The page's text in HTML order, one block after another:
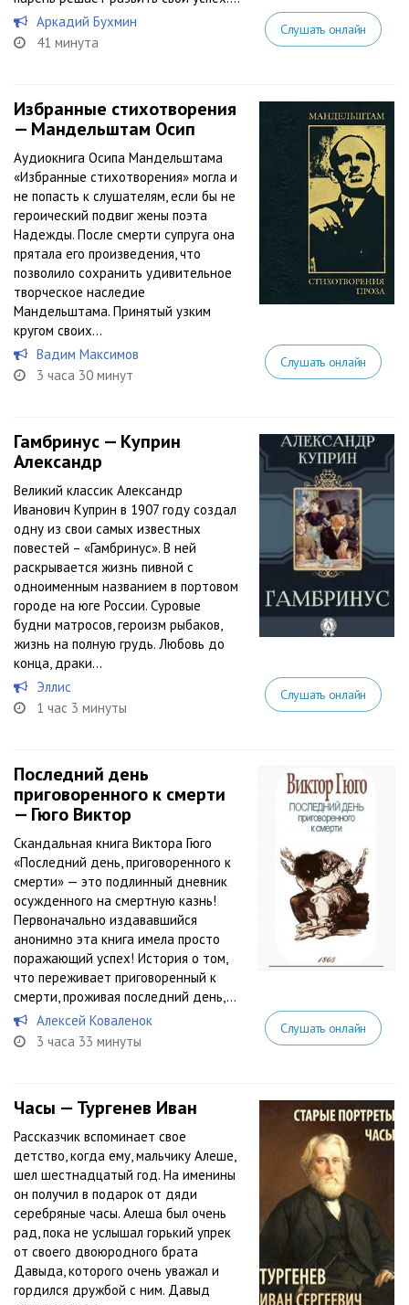
Аркадий Бухмин
41 минута
Слушать онлайн
Избранные стихотворения
— Мандельштам Осип
Аудиокнига Осипа Мандельштама
«Избранные стихотворения» могла и
не попасть к слушателям, если бы не
героический подвиг жены поэта
Надежды. После смерти супруга она
прятала его произведения, что
позволило сохранить удивительное
творческое наследие
Мандельштама. Принятый узким
кругом своих...
Вадим Максимов
3 часа 30 минут
Слушать онлайн
Гамбринус — Куприн
Александр
Великий классик Александр
Иванович Куприн в 1907 году создал
одну из свои самых известных
повестей – «Гамбринус». В ней
раскрывается жизнь пивной с
одноименным названием в портовом
городе на юге России. Суровые
будни матросов, героизм рыбаков,
жизнь на полную грудь. Любовь до
конца, драки...
Эллис
1 час 3 минуты
Слушать онлайн
Последний день
приговоренного к смерти
— Гюго Виктор
Скандальная книга Виктора Гюго
«Последний день, приговоренного к
смерти» — это подлинный дневник
осужденного на смертную казнь!
Первоначально издававшийся
анонимно эта книга имела просто
поражающий успех! История о том,
что переживает приговоренный к
смерти, проживая последний день,...
Алексей Коваленок
3 часа 33 минуты
Слушать онлайн
Часы — Тургенев Иван
Рассказчик вспоминает свое
детство, когда ему, мальчику Алеше,
шел шестнадцатый год. На именины
он получил в подарок от дяди
серебряные часы. Алеша был очень
рад, пока не услышал горький упрек
от своего двоюродного брата
Давыда, которого очень уважал и
гордился дружбой с ним. Давыд